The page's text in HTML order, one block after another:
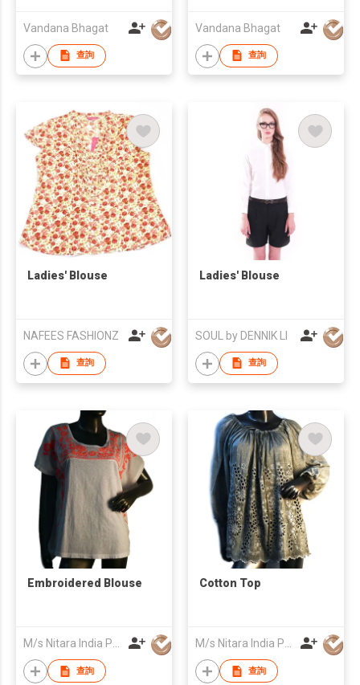
Vandana Bhagat
查詢
Vandana Bhagat
查詢
Ladies' Blouse
NAFEES FASHIONZ
查詢
Ladies' Blouse
SOUL by DENNIK LI
查詢
Embroidered Blouse
查詢
Cotton Top
查詢